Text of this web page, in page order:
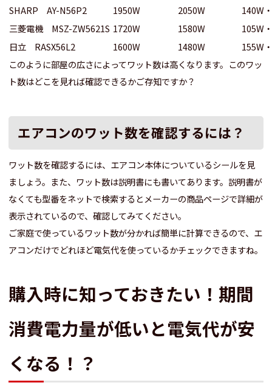
SHARP AY-N56P2
1950W 2050W
140W
三菱電機 MSZ-ZW5621S 1720W 1580W
105W
日立 RASX56L2
1600W 1480W
155W
このように部屋の広さによってワット数は高くなります。このワッ
ト数はどこを見れば確認できるかご存知ですか？
エアコンのワット数を確認するには？
ワット数を確認するには、エアコン本体についているシールを見
ましょう。また、ワット数は説明書にも書いてあります。説明書が
なくても型番をネットで検索するとメーカーの商品ページで詳細が
表示されているので、確認してみてください。
ご家庭で使っているワット数が分かれば簡単に計算できるので、エ
アコンだけでどれほど電気代を使っているかチェックできますね。
購入時に知っておきたい！期間
消費電力量が低いと電気代が安
くなる！？